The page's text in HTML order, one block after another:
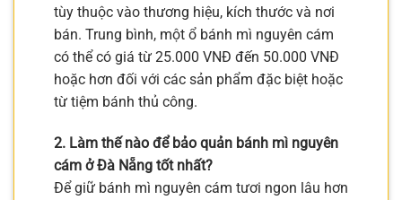
tùy thuộc vào thương hiệu, kích thước và nơi
bán. Trung bình, một ổ bánh mì nguyên cám
có thể có giá từ 25.000 VNĐ đến 50.000 VNĐ
hoặc hơn đối với các sản phẩm đặc biệt hoặc
từ tiệm bánh thủ công.
2. Làm thế nào để bảo quản bánh mì nguyên
cám ở Đà Nẵng tốt nhất?
Để giữ bánh mì nguyên cám tươi ngon lâu hơn